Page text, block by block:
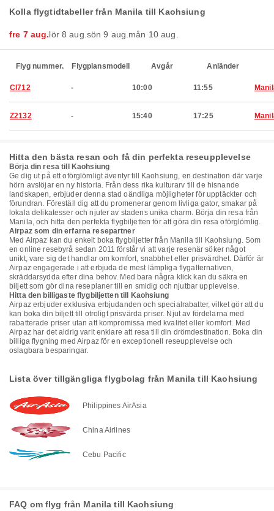
Kolla flygtidtabeller från Manila till Kaohsiung
fre 7 aug.lör 8 aug. sön 9 aug. mån 10 aug.
Flyg nummer. Flygplansmodell Avgår Anländer
CI712 - 10:00 11:55
Z2132 - 15:40 17:25
Hitta den bästa resan och få din perfekta reseupplevelse
Börja din resa till Kaohsiung
Ge dig ut på ett oförglömligt äventyr till Kaohsiung, en destination där varje
hörn avslöjar en ny historia. Från dess rika kulturarv till de hisnande
landskapen, erbjuder denna stad oändliga möjligheter för upptäckter och
förundran. Föreställ dig att du promenerar genom livliga gator, smakar på
lokala delikatesser och njuter av stadens unika charm. Börja din resa från
Manila, och hitta den perfekta flygbiljetten för att göra din resa oförglömlig.
Airpaz som din erfarna resepartner
Med Airpaz kan du enkelt boka flygbiljetter från Manila till Kaohsiung. Som
en online resebyrå sedan 2011 förstår vi att varje resenär söker något
unikt, vare sig det handlar om komfort, snabbhet eller prisvärdhet. Därför är
Airpaz engagerade i att erbjuda de mest lämpliga flygalternativen,
skräddarsydda efter dina behov. Med bara några klick kan du säkra en
biljett som gör dina reseplaner till en smidig och njutbar upplevelse.
Hitta den billigaste flygbiljetten till Kaohsiung
Airpaz erbjuder exklusiva erbjudanden och specialrabatter, vilket gör att du
kan boka din biljett till otroligt prisvärda priser. Njut av fördelarna med
rabatterade priser utan att kompromissa med kvalitet eller komfort. Med
Airpaz har det aldrig varit enklare att resa till din drömdestination. Boka din
billiga flygning med Airpaz för en exceptionell reseupplevelse och
oslagbara besparingar.
Lista över tillgängliga flygbolag från Manila till Kaohsiung
Philippines AirAsia
China Airlines
Cebu Pacific
FAQ om flyg från Manila till Kaohsiung